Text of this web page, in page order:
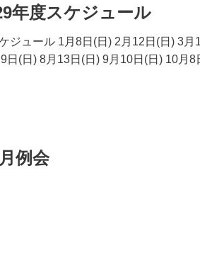
年度スケジュール
ジュール 1月8日(日) 2月12日(日) 3月
日(日) 8月13日(日) 9月10日(日) 10月
例会